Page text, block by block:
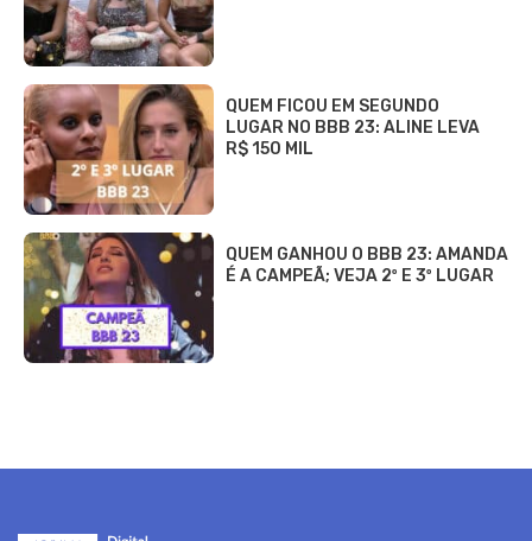
QUEM FICOU EM SEGUNDO
LUGAR NO BBB 23: ALINE LEVA
R$ 150 MIL
QUEM GANHOU O BBB 23: AMANDA
É A CAMPEÃ; VEJA 2º E 3º LUGAR